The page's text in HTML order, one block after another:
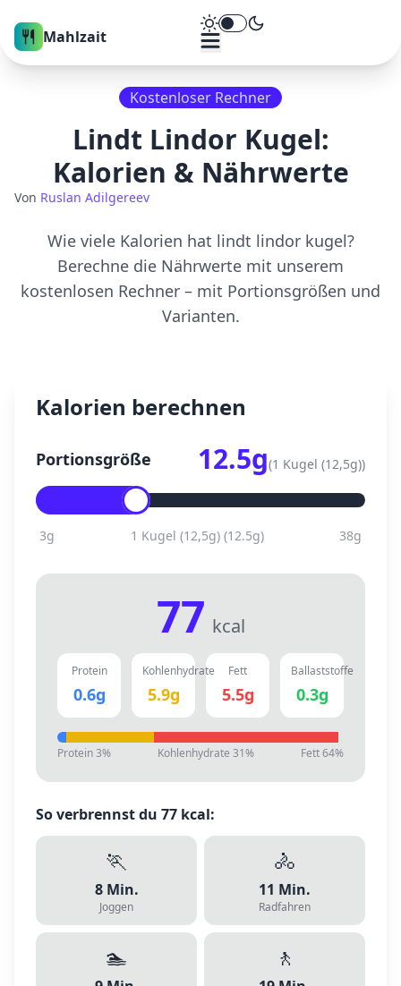
Mahlzait Theme umschalten
Kostenloser Rechner
Lindt Lindor Kugel:
Kalorien & Nährwerte
Von Ruslan Adilgereev
Wie viele Kalorien hat lindt lindor kugel?
Berechne die Nährwerte mit unserem
kostenlosen Rechner – mit Portionsgrößen und
Varianten.
Kalorien berechnen
Portionsgröße 12.5g(1 Kugel (12,5g))
3g 1 Kugel (12,5g)(12.5g) 38g
77 kcal
Protein
0.6g
Kohlenhydrate
5.9g
Fett
5.5g
Ballaststoffe
0.3g
Protein3% Kohlenhydrate 31% Fett64%
So verbrennst du 77 kcal:
🏃
8Min.
Joggen
🚴
11 Min.
Radfahren
🏊 🚶